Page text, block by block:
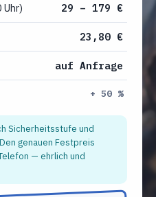
29 – 179 €
23,80 €
auf Anfrage
+ 50 %
Sicherheitsstufe und
genauen Festpreis
— ehrlich und